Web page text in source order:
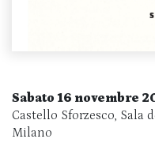
Sabato 16 novembre
Castello Sforzesco, Sala
Milano